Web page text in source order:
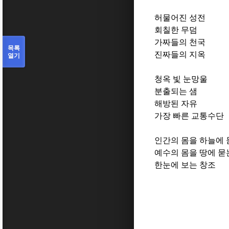
허물어진 성전
회칠한 무덤
가짜들의 천국
진짜들의 지옥
청옥 빛 눈망울
분출되는 샘
해방된 자유
가장 빠른 교통수단
인간의 몸을 하늘에
예수의 몸을 땅에 묻
한눈에 보는 창조
목록
열기